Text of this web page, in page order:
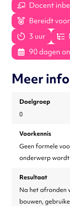
Docent
Bereidt
3 uur
90 dagen
Meer
Doelgroep
0
Voorkennis
Geen formele
onderwerp wordt
Resultaat
Na het afronden
bouwen,